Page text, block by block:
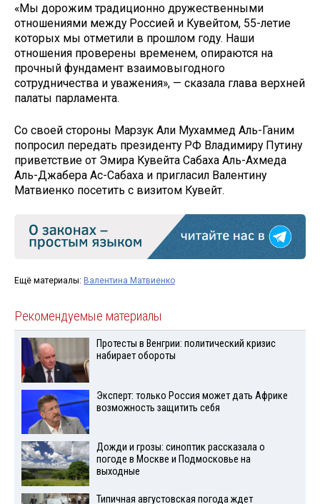
«Мы дорожим традиционно дружественными
отношениями между Россией и Кувейтом, 55-летие
которых мы отметили в прошлом году. Наши
отношения проверены временем, опираются на
прочный фундамент взаимовыгодного
сотрудничества и уважения», — сказала глава верхней
палаты парламента.
Со своей стороны Марзук Али Мухаммед Аль-Ганим
попросил передать президенту РФ Владимиру Путину
приветствие от Эмира Кувейта Сабаха Аль-Ахмеда
Аль-Джабера Ас-Сабаха и пригласил Валентину
Матвиенко посетить с визитом Кувейт.
Ещё материалы: Валентина Матвиенко
Рекомендуемые материалы
Протесты в Венгрии: политический кризис
набирает обороты
Эксперт: только Россия может дать Африке
возможность защитить себя
Дожди и грозы: синоптик рассказала о
погоде в Москве и Подмосковье на
выходные
Типичная августовская погода ждет